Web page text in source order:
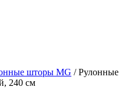
шторы MG / Рулонные
240 см